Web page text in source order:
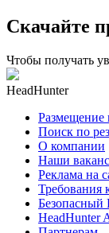
Скачайте
Чтобы получать
HeadHunter
Размещение
Поиск по
О компании
Наши
Реклама на
Требования
Безопасный
HeadHunter